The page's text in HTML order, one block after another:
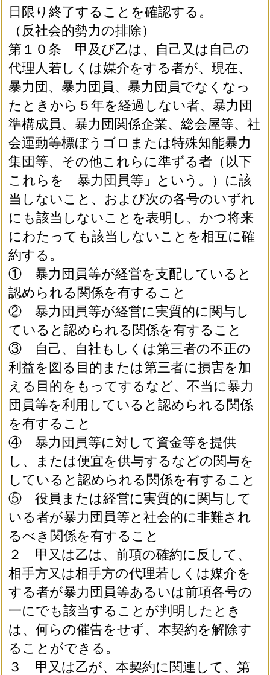
日限り終了することを確認する。
（反社会的勢力の排除）
第１０条 甲及び乙は、自己又は自己の
代理人若しくは媒介をする者が、現在、
暴力団、暴力団員、暴力団員でなくなっ
たときから５年を経過しない者、暴力団
準構成員、暴力団関係企業、総会屋等、社
会運動等標ぼうゴロまたは特殊知能暴力
集団等、その他これらに準ずる者（以下
これらを「暴力団員等」という。）に該
当しないこと、および次の各号のいずれ
にも該当しないことを表明し、かつ将来
にわたっても該当しないことを相互に確
約する。
① 暴力団員等が経営を支配していると
認められる関係を有すること
② 暴力団員等が経営に実質的に関与し
ていると認められる関係を有すること
③ 自己、自社もしくは第三者の不正の
利益を図る目的または第三者に損害を加
える目的をもってするなど、不当に暴力
団員等を利用していると認められる関係
を有すること
④ 暴力団員等に対して資金等を提供
し、または便宜を供与するなどの関与を
していると認められる関係を有すること
⑤ 役員または経営に実質的に関与して
いる者が暴力団員等と社会的に非難され
るべき関係を有すること
２ 甲又は乙は、前項の確約に反して、
相手方又は相手方の代理若しくは媒介を
する者が暴力団員等あるいは前項各号の
一にでも該当することが判明したとき
は、何らの催告をせず、本契約を解除す
ることができる。
３ 甲又は乙が、本契約に関連して、第